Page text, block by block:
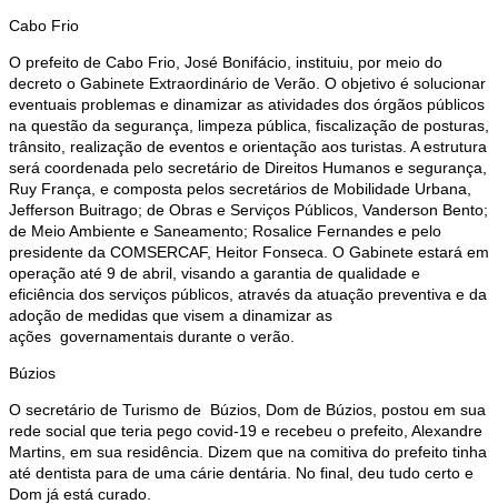
Cabo Frio
O prefeito de Cabo Frio, José Bonifácio, instituiu, por meio do
decreto o Gabinete Extraordinário de Verão. O objetivo é solucionar
eventuais problemas e dinamizar as atividades dos órgãos públicos
na questão da segurança, limpeza pública, fiscalização de posturas,
trânsito, realização de eventos e orientação aos turistas. A estrutura
será coordenada pelo secretário de Direitos Humanos e segurança,
Ruy França, e composta pelos secretários de Mobilidade Urbana,
Jefferson Buitrago; de Obras e Serviços Públicos, Vanderson Bento;
de Meio Ambiente e Saneamento; Rosalice Fernandes e pelo
presidente da COMSERCAF, Heitor Fonseca. O Gabinete estará em
operação até 9 de abril, visando a garantia de qualidade e
eficiência dos serviços públicos, através da atuação preventiva e da
adoção de medidas que visem a dinamizar as
ações governamentais durante o verão.
Búzios
O secretário de Turismo de Búzios, Dom de Búzios, postou em sua
rede social que teria pego covid-19 e recebeu o prefeito, Alexandre
Martins, em sua residência. Dizem que na comitiva do prefeito tinha
até dentista para de uma cárie dentária. No final, deu tudo certo e
Dom já está curado.